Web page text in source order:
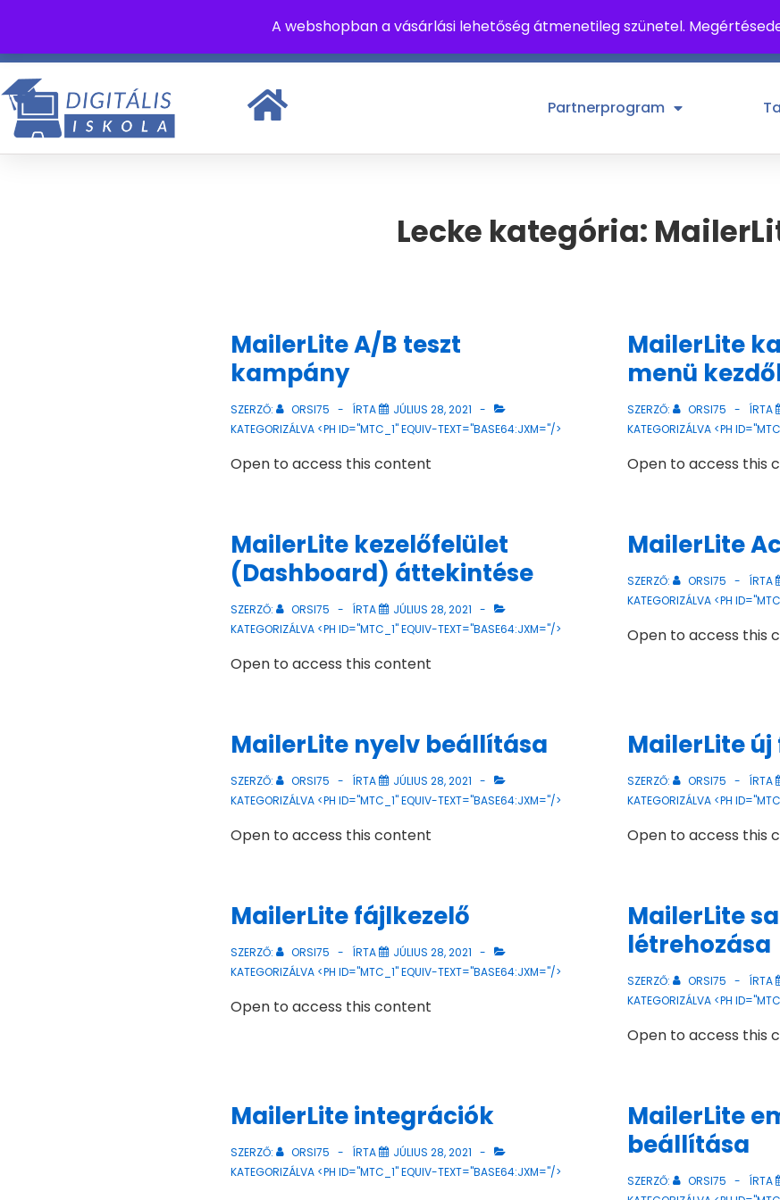
A webshopban a vásárlási lehetőség átmenetileg szünetel.
info@digitaliskola.hu Hétfő - Péntek, 10-18 h
Partnerprogram
Lecke kategória:
MailerLite A/B teszt
kampány
SZERZŐ: ORSI75 ÍRTA
JÚLIUS 28, 2021
KATEGORIZÁLVA <PH ID="MTC_1" EQUIV-TEXT="BASE64:JXM="/>
Open to access this content
MailerLite
menü
SZERZŐ: ORSI75 ÍRTA
KATEGORIZÁLVA <PH
Open to access this
MailerLite kezelőfelület
(Dashboard) áttekintése
SZERZŐ: ORSI75 ÍRTA
JÚLIUS 28, 2021
KATEGORIZÁLVA <PH ID="MTC_1" EQUIV-TEXT="BASE64:JXM="/>
Open to access this content
MailerLite
SZERZŐ: ORSI75 ÍRTA
KATEGORIZÁLVA <PH
Open to access this
MailerLite nyelv beállítása
SZERZŐ: ORSI75 ÍRTA
JÚLIUS 28, 2021
KATEGORIZÁLVA <PH ID="MTC_1" EQUIV-TEXT="BASE64:JXM="/>
Open to access this content
MailerLite
SZERZŐ: ORSI75 ÍRTA
KATEGORIZÁLVA <PH
Open to access this
MailerLite fájlkezelő
SZERZŐ: ORSI75 ÍRTA
JÚLIUS 28, 2021
KATEGORIZÁLVA <PH ID="MTC_1" EQUIV-TEXT="BASE64:JXM="/>
Open to access this content
MailerLite
létrehozása
SZERZŐ: ORSI75 ÍRTA
KATEGORIZÁLVA <PH
Open to access this
MailerLite integrációk
SZERZŐ: ORSI75 ÍRTA
JÚLIUS 28, 2021
KATEGORIZÁLVA <PH ID="MTC_1" EQUIV-TEXT="BASE64:JXM="/>
MailerLite
beállítása
SZERZŐ: ORSI75 ÍRTA